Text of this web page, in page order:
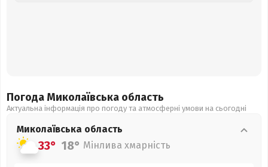
Погода Миколаївська область
Актуальна інформація про погоду та атмосферні умови на сьогодні
Миколаївська область
33° 18° Мінлива хмарність